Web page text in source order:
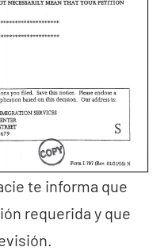
te informa que
requerida y que